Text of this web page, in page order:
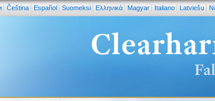
Čeština Español Suomeksi Ελληνικά Magyar Italiano Latviešu